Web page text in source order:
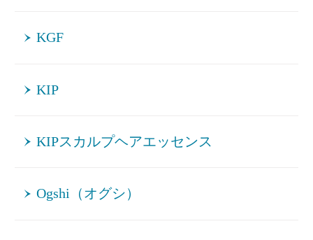
KGF
KIP
KIPスカルプヘアエッセンス
Ogshi（オグシ）